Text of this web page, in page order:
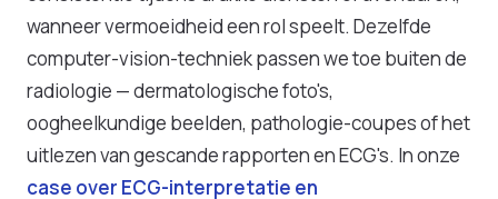
wanneer vermoeidheid een rol speelt. Dezelfde
computer-vision-techniek passen we toe buiten de
radiologie — dermatologische foto's,
oogheelkundige beelden, pathologie-coupes of het
uitlezen van gescande rapporten en ECG's. In onze
case over ECG-interpretatie en